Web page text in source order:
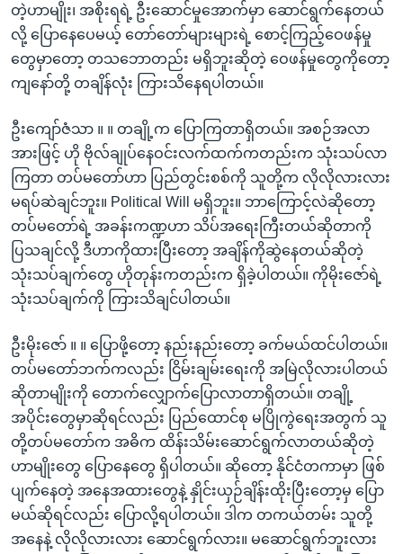
တဲ့ဟာမျိုး၊ အစိုးရရဲ့ ဦးဆောင်မှုအောက်မှာ ဆောင်ရွက်နေတယ်
လို့ ပြောနေပေမယ့် တော်တော်များများရဲ့ စောင့်ကြည့်ဝေဖန်မှု
တွေမှာတော့ တသဘောတည်း မရှိဘူးဆိုတဲ့ ဝေဖန်မှုတွေကိုတော့
ကျနော်တို့ တချိန်လုံး ကြားသိနေရပါတယ်။
ဦးကျော်ဇံသာ ။ ။ တချို့က ပြောကြတာရှိတယ်။ အစဉ်အလာ
အားဖြင့် ဟို ဗိုလ်ချုပ်နေဝင်းလက်ထက်ကတည်းက သုံးသပ်လာ
ကြတာ တပ်မတော်ဟာ ပြည်တွင်းစစ်ကို သူတို့က လိုလိုလားလား
မရပ်ဆဲချင်ဘူး။ Political Will မရှိဘူး။ ဘာကြောင့်လဲဆိုတော့
တပ်မတော်ရဲ့ အခန်းကဏ္ဍဟာ သိပ်အရေးကြီးတယ်ဆိုတာကို
ပြသချင်လို့ ဒီဟာကိုထားပြီးတော့ အချိန်ကိုဆွဲနေတယ်ဆိုတဲ့
သုံးသပ်ချက်တွေ ဟိုတုန်းကတည်းက ရှိခဲ့ပါတယ်။ ကိုမိုးဇော်ရဲ့
သုံးသပ်ချက်ကို ကြားသိချင်ပါတယ်။
ဦးမိုးဇော် ။ ။ ပြောဖို့တော့ နည်းနည်းတော့ ခက်မယ်ထင်ပါတယ်။
တပ်မတော်ဘက်ကလည်း ငြိမ်းချမ်းရေးကို အမြဲလိုလားပါတယ်
ဆိုတာမျိုးကို တောက်လျှောက်ပြောလာတာရှိတယ်။ တချို့
အပိုင်းတွေမှာဆိုရင်လည်း ပြည်ထောင်စု မပြိုကွဲရေးအတွက် သူ
တို့တပ်မတော်က အဓိက ထိန်းသိမ်းဆောင်ရွက်လာတယ်ဆိုတဲ့
ဟာမျိုးတွေ ပြောနေတွေ ရှိပါတယ်။ ဆိုတော့ နိုင်ငံတကာမှာ ဖြစ်
ပျက်နေတဲ့ အနေအထားတွေနဲ့ နှိုင်းယှဉ်ချိန်းထိုးပြီးတော့မှ ပြော
မယ်ဆိုရင်လည်း ပြောလို့ရပါတယ်။ ဒါက တကယ်တမ်း သူတို့
အနေနဲ့ လိုလိုလားလား ဆောင်ရွက်လား။ မဆောင်ရွက်ဘူးလား